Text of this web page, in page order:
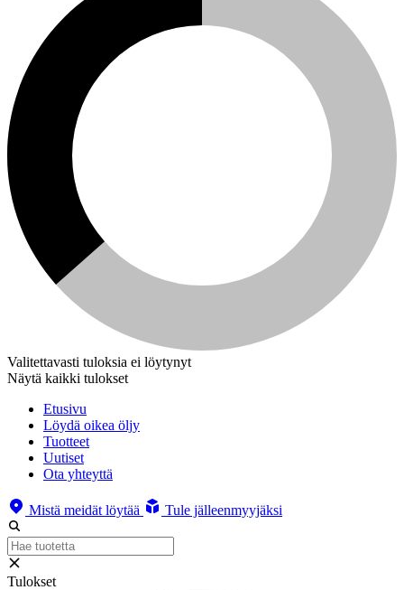
Valitettavasti tuloksia ei löytynyt
Näytä kaikki tulokset
Etusivu
Löydä oikea öljy
Tuotteet
Uutiset
Ota yhteyttä
Mistä meidät löytää Tule jälleenmyyjäksi
Tulokset